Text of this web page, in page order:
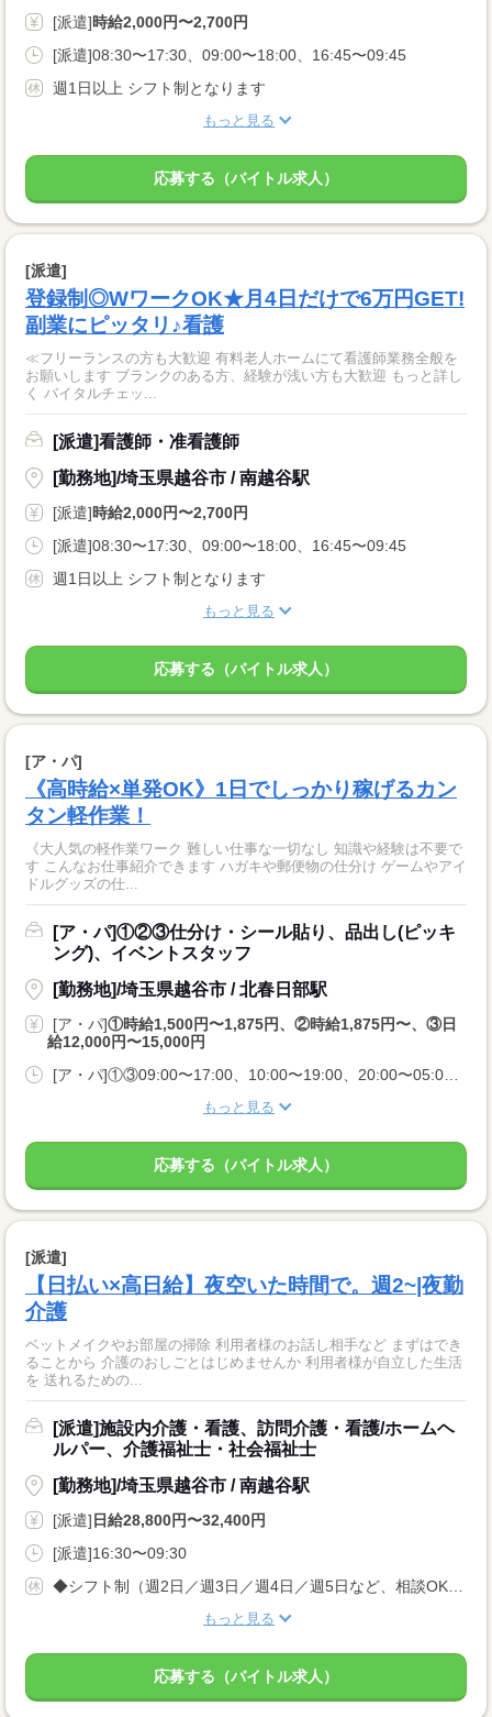
[派遣]時給2,000円〜2,700円
[派遣]08:30〜17:30、09:00〜18:00、16:45〜09:45
週1日以上 シフト制となります
もっと見る
応募する（バイトル求人）
[派遣]
登録制◎WワークOK★月4日だけで6万円GET!
副業にピッタリ♪看護
≪フリーランスの方も大歓迎 有料老人ホームにて看護師業務全般を
お願いします ブランクのある方、経験が浅い方も大歓迎 もっと詳し
く バイタルチェッ...
[派遣]看護師・准看護師
[勤務地]/埼玉県越谷市 / 南越谷駅
[派遣]時給2,000円〜2,700円
[派遣]08:30〜17:30、09:00〜18:00、16:45〜09:45
週1日以上 シフト制となります
もっと見る
応募する（バイトル求人）
[ア・パ]
《高時給×単発OK》1日でしっかり稼げるカン
タン軽作業！
《大人気の軽作業ワーク 難しい仕事な一切なし 知識や経験は不要で
す こんなお仕事紹介できます ハガキや郵便物の仕分け ゲームやアイ
ドルグッズの仕...
[ア・パ]①②③仕分け・シール貼り、品出し(ピッキ
ング)、イベントスタッフ
[勤務地]/埼玉県越谷市 / 北春日部駅
[ア・パ]①時給1,500円〜1,875円、②時給1,875円〜、③日
給12,000円〜15,000円
もっと見る
応募する（バイトル求人）
[派遣]
【日払い×高日給】夜空いた時間で。週2~|夜勤
介護
ベットメイクやお部屋の掃除 利用者様のお話し相手など まずはでき
ることから 介護のおしごとはじめませんか 利用者様が自立した生活
を 送れるための...
[派遣]施設内介護・看護、訪問介護・看護/ホームヘ
ルパー、介護福祉士・社会福祉士
[勤務地]/埼玉県越谷市 / 南越谷駅
[派遣]日給28,800円〜32,400円
[派遣]16:30〜09:30
もっと見る
応募する（バイトル求人）